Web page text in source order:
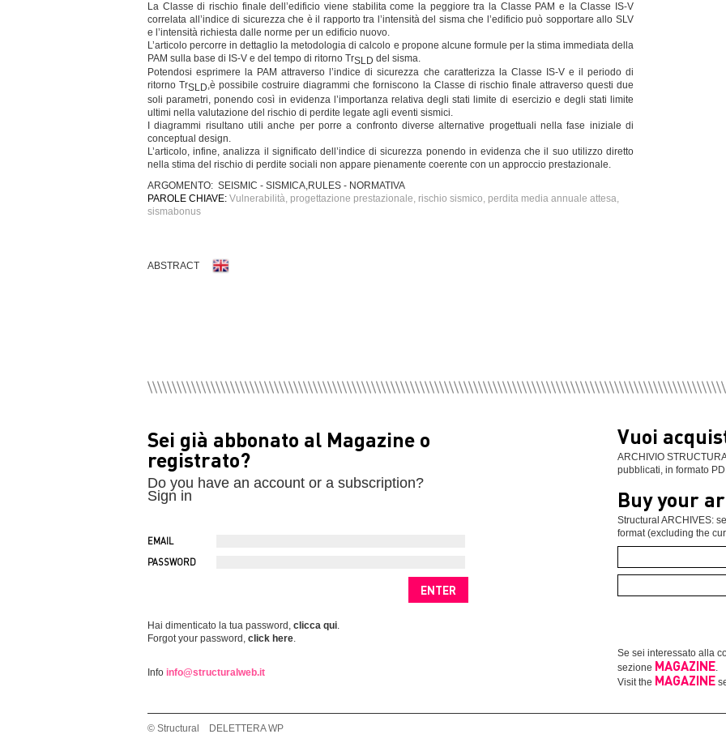
La Classe di rischio finale dell’edificio viene stabilita come la peggiore tra la Classe PAM e la Classe IS-V
correlata all’indice di sicurezza che è il rapporto tra l’intensità del sisma che l’edificio può sopportare allo SLV
e l’intensità richiesta dalle norme per un edificio nuovo.
L’articolo percorre in dettaglio la metodologia di calcolo e propone alcune formule per la stima immediata della
PAM sulla base di IS-V e del tempo di ritorno TrSLD del sisma.
Potendosi esprimere la PAM attraverso l’indice di sicurezza che caratterizza la Classe IS-V e il periodo di
ritorno TrSLD,è possibile costruire diagrammi che forniscono la Classe di rischio finale attraverso questi due
soli parametri, ponendo così in evidenza l’importanza relativa degli stati limite di esercizio e degli stati limite
ultimi nella valutazione del rischio di perdite legate agli eventi sismici.
I diagrammi risultano utili anche per porre a confronto diverse alternative progettuali nella fase iniziale di
conceptual design.
L’articolo, infine, analizza il significato dell’indice di sicurezza ponendo in evidenza che il suo utilizzo diretto
nella stima del rischio di perdite sociali non appare pienamente coerente con un approccio prestazionale.
ARGOMENTO: SEISMIC - SISMICA,RULES - NORMATIVA
PAROLE CHIAVE: Vulnerabilità, progettazione prestazionale, rischio sismico, perdita media annuale attesa,
sismabonus
ABSTRACT
Sei già abbonato al Magazine o
registrato?
Do you have an account or a subscription?
Sign in
EMAIL
PASSWORD
Hai dimenticato la tua password, clicca qui
Forgot your password, click here
Info info@structuralweb.it
Vuoi
ARCHIVIO
pubblicati, in formato
Buy your
Structural ARCHIVES:
format (excluding the
Se sei interessato alla
sezione MAGAZINE
Visit the MAGAZINE
© Structural DELETTERA WP